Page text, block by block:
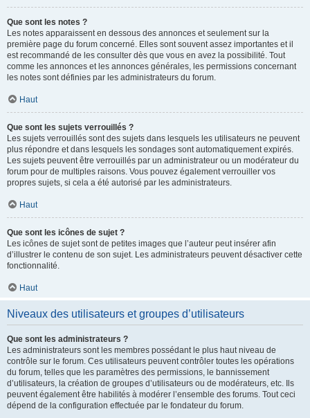
Que sont les notes ?
Les notes apparaissent en dessous des annonces et seulement sur la
première page du forum concerné. Elles sont souvent assez importantes et il
est recommandé de les consulter dès que vous en avez la possibilité. Tout
comme les annonces et les annonces générales, les permissions concernant
les notes sont définies par les administrateurs du forum.
Haut
Que sont les sujets verrouillés ?
Les sujets verrouillés sont des sujets dans lesquels les utilisateurs ne peuvent
plus répondre et dans lesquels les sondages sont automatiquement expirés.
Les sujets peuvent être verrouillés par un administrateur ou un modérateur du
forum pour de multiples raisons. Vous pouvez également verrouiller vos
propres sujets, si cela a été autorisé par les administrateurs.
Haut
Que sont les icônes de sujet ?
Les icônes de sujet sont de petites images que l’auteur peut insérer afin
d’illustrer le contenu de son sujet. Les administrateurs peuvent désactiver cette
fonctionnalité.
Haut
Niveaux des utilisateurs et groupes d’utilisateurs
Que sont les administrateurs ?
Les administrateurs sont les membres possédant le plus haut niveau de
contrôle sur le forum. Ces utilisateurs peuvent contrôler toutes les opérations
du forum, telles que les paramètres des permissions, le bannissement
d’utilisateurs, la création de groupes d’utilisateurs ou de modérateurs, etc. Ils
peuvent également être habilités à modérer l’ensemble des forums. Tout ceci
dépend de la configuration effectuée par le fondateur du forum.